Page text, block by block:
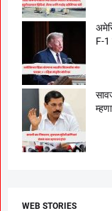
F-1
WEB STORIES